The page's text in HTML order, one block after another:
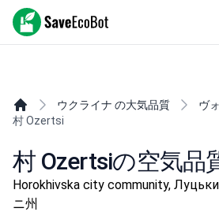
SaveEcoBot
ウクライナ の大気品質
ヴ
村 Ozertsi
村 Ozertsiの空気品
Horokhivska city community,
ニ州